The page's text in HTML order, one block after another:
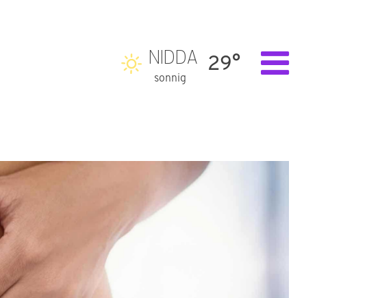
NIDDA
sonnig
29°